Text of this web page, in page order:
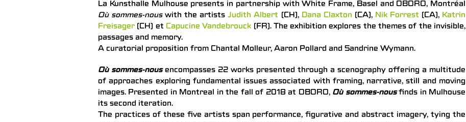
La Kunsthalle Mulhouse presents in partnership with White Frame, Basel and OBORO, Montréal
Où sommes-nouswith the artistsJudith Albert (CH), Dana Claxton (CA), Nik Forrest (CA), Katrin
Freisager (CH) et Capucine Vandebrouck (FR). The exhibition explores the themes of the invisible,
passages and memory.
A curatorial proposition from Chantal Molleur, Aaron Pollard and Sandrine Wymann.
Où sommes-nousencompasses 22 works presented through a scenography offering a multitude
of approaches exploring fundamental issues associated with framing, narrative, still and moving
images. Presented in Montreal in the fall of 2018 at OBORO, Où sommes-nousfinds in Mulhouse
its second iteration.
The practices of these five artists span performance, figurative and abstract imagery, tying the